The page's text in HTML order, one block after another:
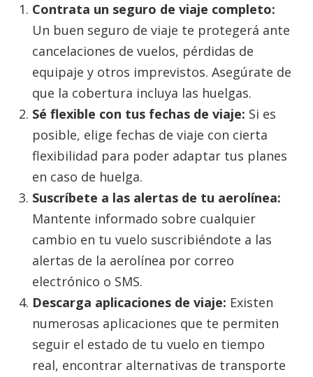
Contrata un seguro de viaje completo:
Un buen seguro de viaje te protegerá ante
cancelaciones de vuelos, pérdidas de
equipaje y otros imprevistos. Asegúrate de
que la cobertura incluya las huelgas.
Sé flexible con tus fechas de viaje: Si es
posible, elige fechas de viaje con cierta
flexibilidad para poder adaptar tus planes
en caso de huelga.
Suscríbete a las alertas de tu aerolínea:
Mantente informado sobre cualquier
cambio en tu vuelo suscribiéndote a las
alertas de la aerolínea por correo
electrónico o SMS.
Descarga aplicaciones de viaje: Existen
numerosas aplicaciones que te permiten
seguir el estado de tu vuelo en tiempo
real, encontrar alternativas de transporte